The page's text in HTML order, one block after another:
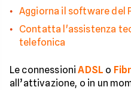
Aggiorna il software del
Contatta l'assistenza
telefonica
Le connessioniADSL o
all’attivazione, o in un